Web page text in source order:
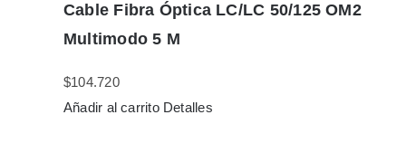
Cable Fibra Óptica LC/LC 50/125 OM2
Multimodo 5 M
$104.720
Añadir al carrito Detalles